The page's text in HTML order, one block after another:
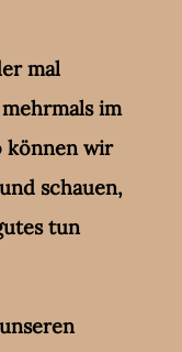
mal
im
können wir
schauen,
tun